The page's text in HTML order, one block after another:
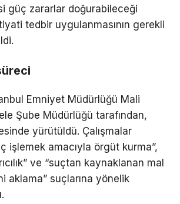
güç zararlar doğurabileceği
tedbir uygulanmasının gerekli
Emniyet Müdürlüğü Mali
Şube Müdürlüğü tarafından,
yürütüldü. Çalışmalar
işlemek amacıyla örgüt kurma”,
ve “suçtan kaynaklanan mal
aklama” suçlarına yönelik